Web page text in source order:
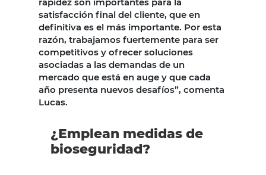
satisfacción final del cliente, que en
definitiva es el más importante. Por esta
razón, trabajamos fuertemente para ser
competitivos y ofrecer soluciones
asociadas a las demandas de un
mercado que está en auge y que cada
año presenta nuevos desafíos”, comenta
Lucas.
¿Emplean medidas de
bioseguridad?